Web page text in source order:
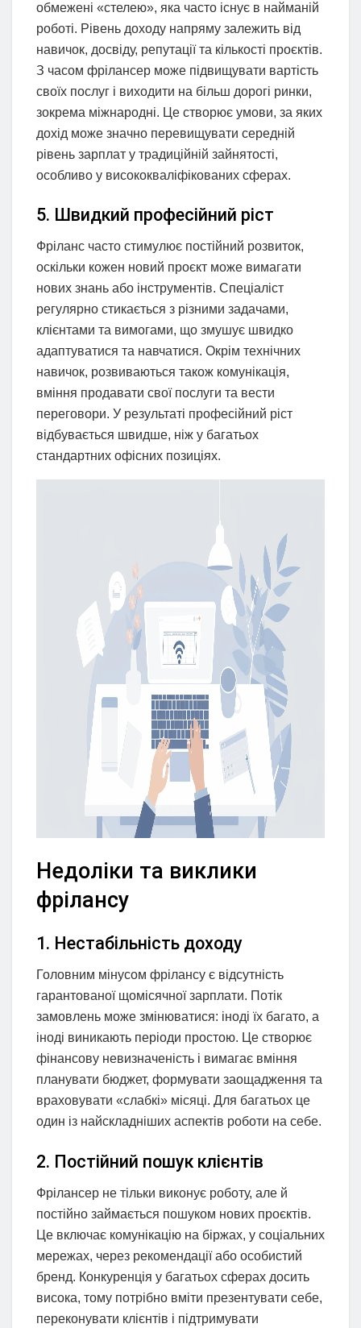
обмежені «стелею», яка часто існує в найманій
роботі. Рівень доходу напряму залежить від
навичок, досвіду, репутації та кількості проєктів.
З часом фрілансер може підвищувати вартість
своїх послуг і виходити на більш дорогі ринки,
зокрема міжнародні. Це створює умови, за яких
дохід може значно перевищувати середній
рівень зарплат у традиційній зайнятості,
особливо у висококваліфікованих сферах.
5. Швидкий професійний ріст
Фріланс часто стимулює постійний розвиток,
оскільки кожен новий проєкт може вимагати
нових знань або інструментів. Спеціаліст
регулярно стикається з різними задачами,
клієнтами та вимогами, що змушує швидко
адаптуватися та навчатися. Окрім технічних
навичок, розвиваються також комунікація,
вміння продавати свої послуги та вести
переговори. У результаті професійний ріст
відбувається швидше, ніж у багатьох
стандартних офісних позиціях.
Недоліки та виклики
фрілансу
1. Нестабільність доходу
Головним мінусом фрілансу є відсутність
гарантованої щомісячної зарплати. Потік
замовлень може змінюватися: іноді їх багато, а
іноді виникають періоди простою. Це створює
фінансову невизначеність і вимагає вміння
планувати бюджет, формувати заощадження та
враховувати «слабкі» місяці. Для багатьох це
один із найскладніших аспектів роботи на себе.
2. Постійний пошук клієнтів
Фрілансер не тільки виконує роботу, але й
постійно займається пошуком нових проєктів.
Це включає комунікацію на біржах, у соціальних
мережах, через рекомендації або особистий
бренд. Конкуренція у багатьох сферах досить
висока, тому потрібно вміти презентувати себе,
переконувати клієнтів і підтримувати